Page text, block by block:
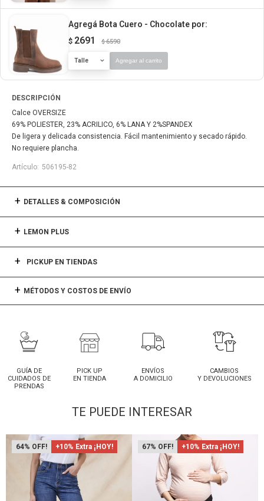
Agregá Bota Cuero - Chocolate por:
$ 2691 $ 6590
Talle Agregar al carrito
DESCRIPCIÓN
Calce OVERSIZE
69% POLIESTER, 23% ACRILICO, 6% LANA Y 2%SPANDEX
De ligera y delicada consistencia. Fácil mantenimiento y secado rápido.
No requiere plancha.
506195-82
DETALLES & COMPOSICIÓN
LEMON PLUS
PICKUP EN TIENDAS
MÉTODOS Y COSTOS DE ENVÍO
GUÍA DE
CUIDADOS DE
PRENDAS
PICK UP
EN TIENDA
ENVÍOS
A DOMICILIO
CAMBIOS
Y DEVOLUCIONES
TE PUEDE INTERESAR
64 +10% Extra ¡HOY! 67 +10% Extra ¡HOY!